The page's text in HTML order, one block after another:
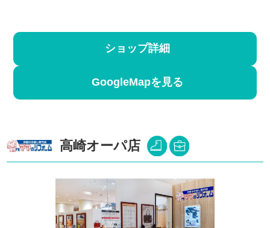
ショップ詳細
GoogleMapを見る
高崎オーパ店